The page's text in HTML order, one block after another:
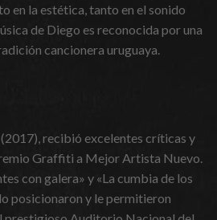
en la estética, tanto en el sonido
de Diego es reconocida por una
cancionera uruguaya.
recibió excelentes críticas y
Graffiti a Mejor Artista Nuevo.
con galera» y «La cumbia de los
posicionaron y le permitieron